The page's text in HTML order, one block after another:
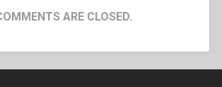
ARE CLOSED.